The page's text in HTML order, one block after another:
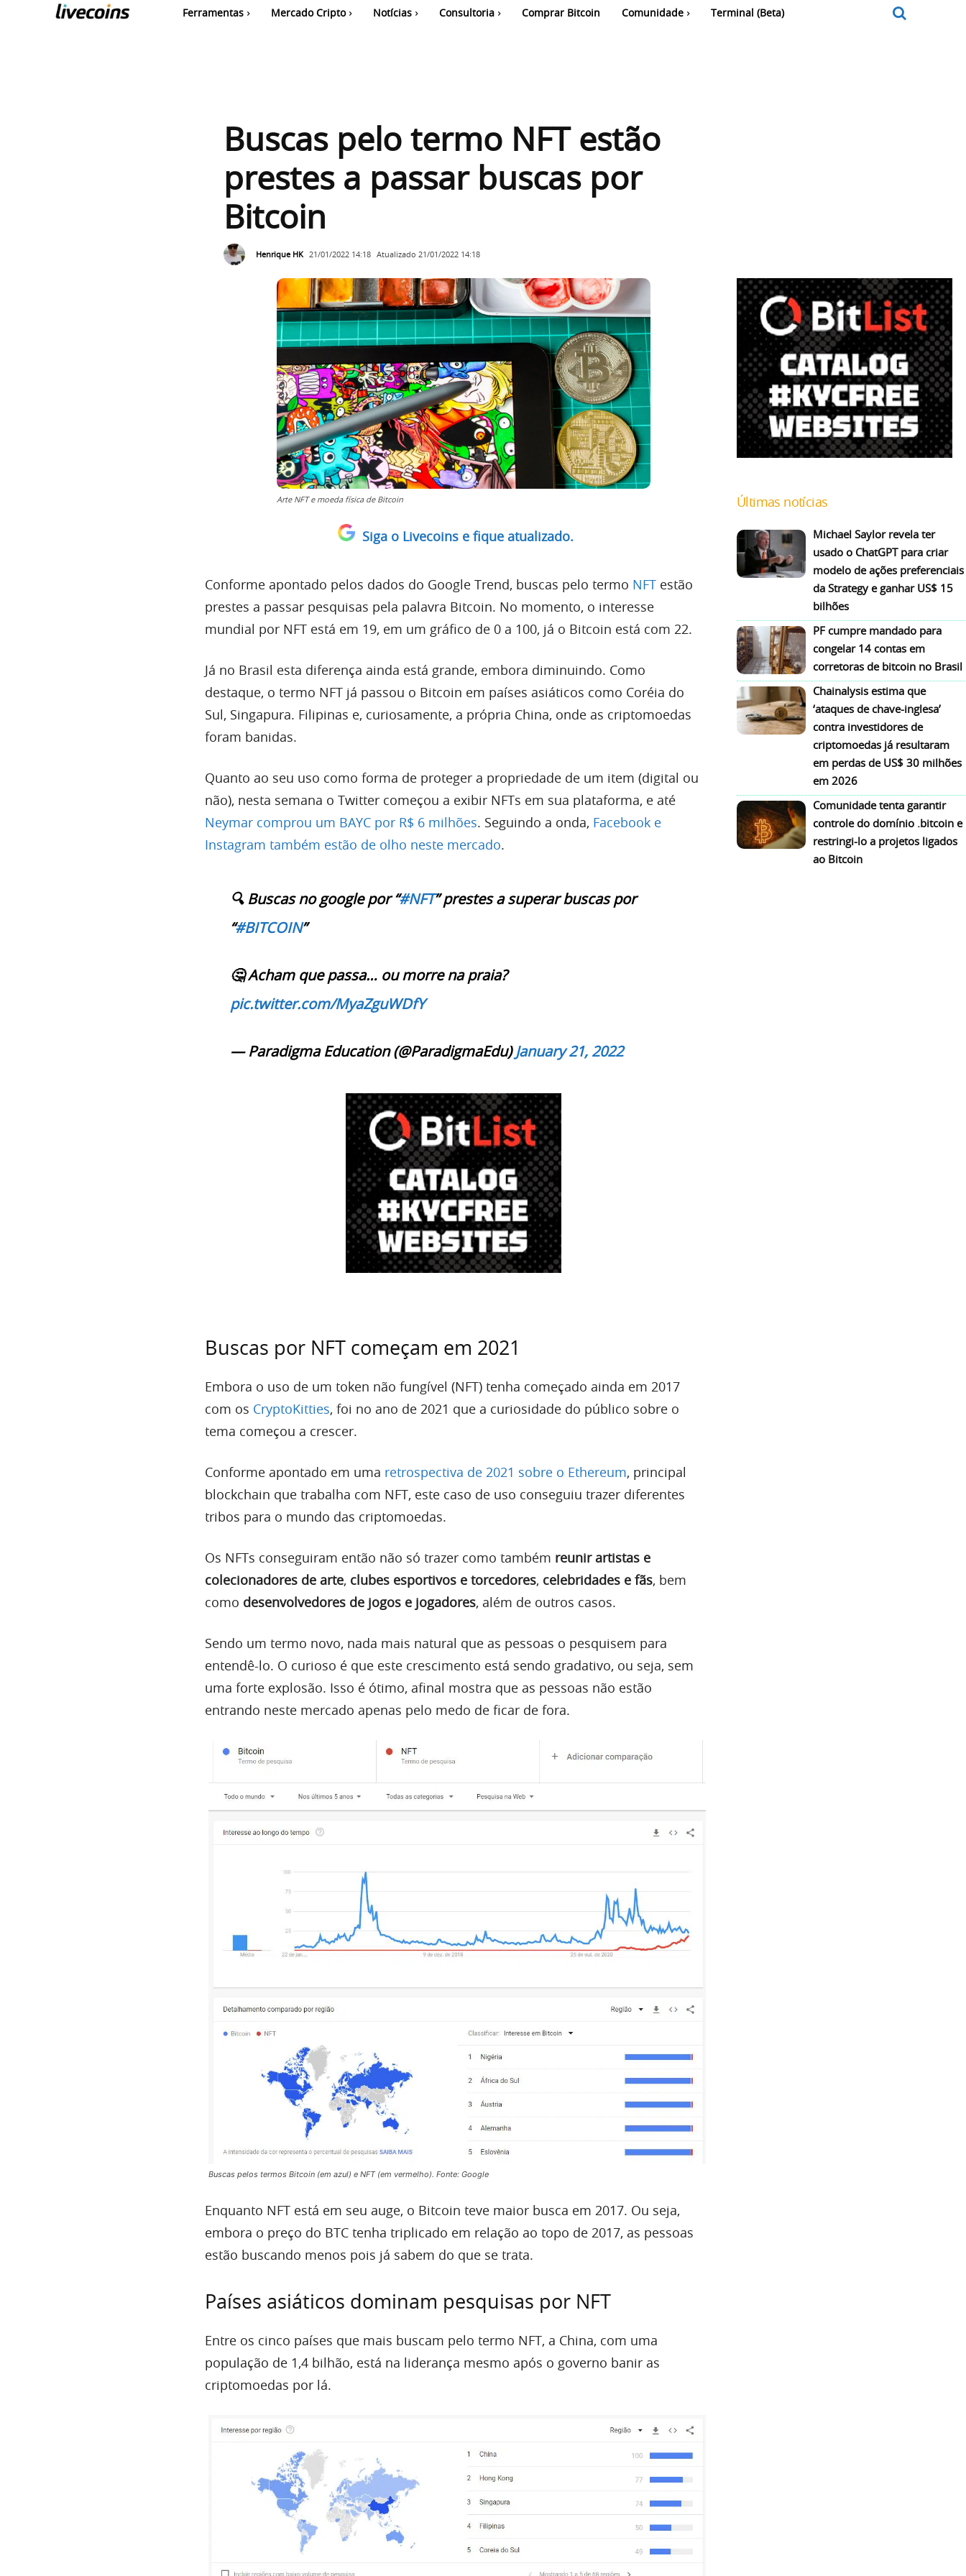
Ferramentas Mercado Cripto Notícias Consultoria Comprar Bitcoin Comunidade Terminal (Beta)
Buscas pelo termo NFT estão
prestes a passar buscas por
Bitcoin
Henrique HK 21/01/2022 14:18 Atualizado 21/01/2022 14:18
Arte NFT e moeda física de Bitcoin
Siga o Livecoins e fique atualizado.
Conforme apontado pelos dados do Google Trend, buscas pelo termo NFT estão
prestes a passar pesquisas pela palavra Bitcoin. No momento, o interesse
mundial por NFT está em 19, em um gráfico de 0 a 100, já o Bitcoin está com 22.
Já no Brasil esta diferença ainda está grande, embora diminuindo. Como
destaque, o termo NFT já passou o Bitcoin em países asiáticos como Coréia do
Sul, Singapura. Filipinas e, curiosamente, a própria China, onde as criptomoedas
foram banidas.
Quanto ao seu uso como forma de proteger a propriedade de um item (digital ou
não), nesta semana o Twitter começou a exibir NFTs em sua plataforma, e até
Neymar comprou um BAYC por R$ 6 milhões. Seguindo a onda, Facebook e
Instagram também estão de olho neste mercado.
🔍 Buscas no google por “#NFT” prestes a superar buscas por
“#BITCOIN”
🤔 Acham que passa… ou morre na praia?
pic.twitter.com/MyaZguWDfY
— Paradigma Education (@ParadigmaEdu)January 21, 2022
Buscas por NFT começam em 2021
Embora o uso de um token não fungível (NFT) tenha começado ainda em 2017
com os CryptoKitties, foi no ano de 2021 que a curiosidade do público sobre o
tema começou a crescer.
Conforme apontado em uma retrospectiva de 2021 sobre o Ethereum, principal
blockchain que trabalha com NFT, este caso de uso conseguiu trazer diferentes
tribos para o mundo das criptomoedas.
Os NFTs conseguiram então não só trazer como também reunir artistas e
colecionadores de arte, clubes esportivos e torcedores, celebridades e fãs, bem
como desenvolvedores de jogos e jogadores, além de outros casos.
Sendo um termo novo, nada mais natural que as pessoas o pesquisem para
entendê-lo. O curioso é que este crescimento está sendo gradativo, ou seja, sem
uma forte explosão. Isso é ótimo, afinal mostra que as pessoas não estão
entrando neste mercado apenas pelo medo de ficar de fora.
Buscas pelos termos Bitcoin (em azul) e NFT (em vermelho). Fonte: Google
Enquanto NFT está em seu auge, o Bitcoin teve maior busca em 2017. Ou seja,
embora o preço do BTC tenha triplicado em relação ao topo de 2017, as pessoas
estão buscando menos pois já sabem do que se trata.
Países asiáticos dominam pesquisas por NFT
Entre os cinco países que mais buscam pelo termo NFT, a China, com uma
população de 1,4 bilhão, está na liderança mesmo após o governo banir as
criptomoedas por lá.
Últimas notícias
Michael Saylor revela ter
usado o ChatGPT para criar
modelo de ações preferenciais
da Strategy e ganhar US$ 15
bilhões
PF cumpre mandado para
congelar 14 contas em
corretoras de bitcoin no Brasil
Chainalysis estima que
‘ataques de chave-inglesa’
contra investidores de
criptomoedas já resultaram
em perdas de US$ 30 milhões
em 2026
Comunidade tenta garantir
controle do domínio .bitcoin e
restringi-lo a projetos ligados
ao Bitcoin